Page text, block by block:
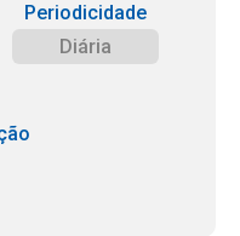
Periodicidade
Diária